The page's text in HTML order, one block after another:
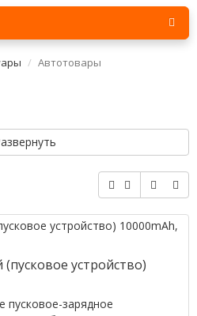
Автотовары
устройство)
пусковое-зарядное